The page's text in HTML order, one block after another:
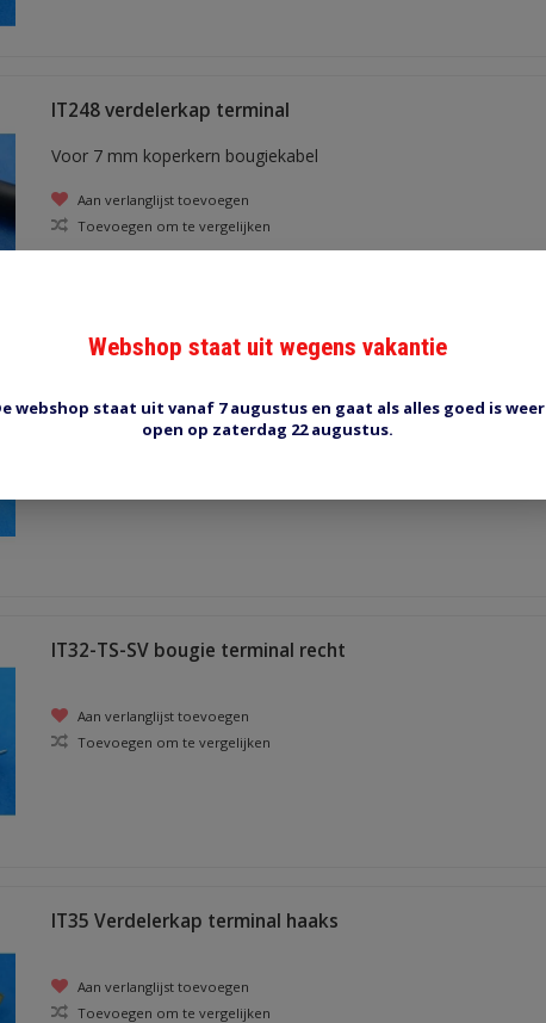
IT248 verdelerkap terminal
Voor 7 mm koperkern bougiekabel
Aan verlanglijst toevoegen
Toevoegen om te vergelijken
IT32-TS-SV bougie terminal recht
Aan verlanglijst toevoegen
Toevoegen om te vergelijken
IT35 Verdelerkap terminal haaks
Aan verlanglijst toevoegen
Toevoegen om te vergelijken
Webshop staat uit wegens vakantie
webshop staat uit vanaf 7 augustus en gaat als alles goed is weer
open op zaterdag 22 augustus.